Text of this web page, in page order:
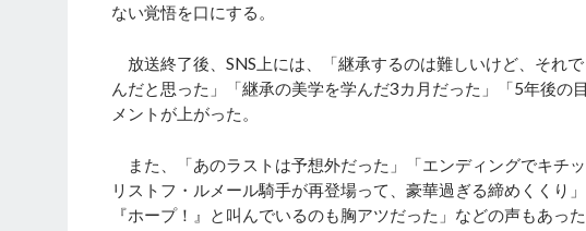
ない覚悟を口にする。
放送終了後、SNS上には、「継承するのは難しいけど、それ
んだと思った」「継承の美学を学んだ3カ月だった」「5年後の
メントが上がった。
また、「あのラストは予想外だった」「エンディングでキチ
リストフ・ルメール騎手が再登場って、豪華過ぎる締めくくり
『ホープ！』と叫んでいるのも胸アツだった」などの声もあった